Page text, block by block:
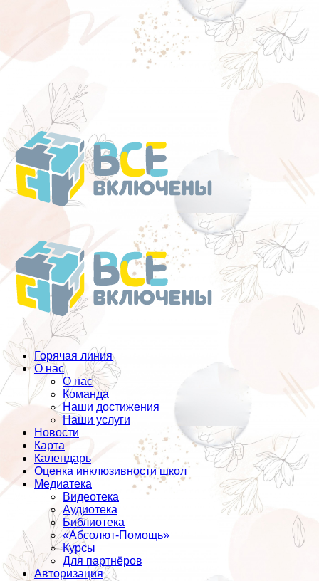
Перейти
к
содержанию
Горячая линия
О нас
О нас
Команда
Наши достижения
Наши услуги
Новости
Карта
Календарь
Оценка инклюзивности школ
Медиатека
Видеотека
Аудиотека
Библиотека
«Абсолют-Помощь»
Курсы
Для партнёров
Авторизация